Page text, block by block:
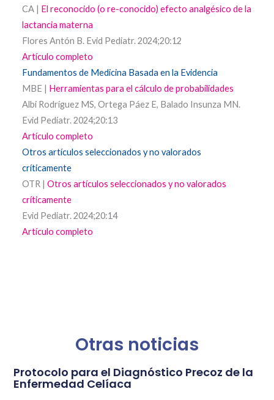
CA | El reconocido (o re-conocido) efecto analgésico de la
lactancia materna
Flores Antón B. Evid Pediatr. 2024;20:12
Artículo completo
Fundamentos de Medicina Basada en la Evidencia
MBE | Herramientas para el cálculo de probabilidades
Albi Rodríguez MS, Ortega Páez E, Balado Insunza MN.
Evid Pediatr. 2024;20:13
Artículo completo
Otros artículos seleccionados y no valorados
críticamente
OTR | Otros artículos seleccionados y no valorados
críticamente
Evid Pediatr. 2024;20:14
Artículo completo
Otras noticias
Protocolo para el Diagnóstico Precoz de la
Enfermedad Celíaca